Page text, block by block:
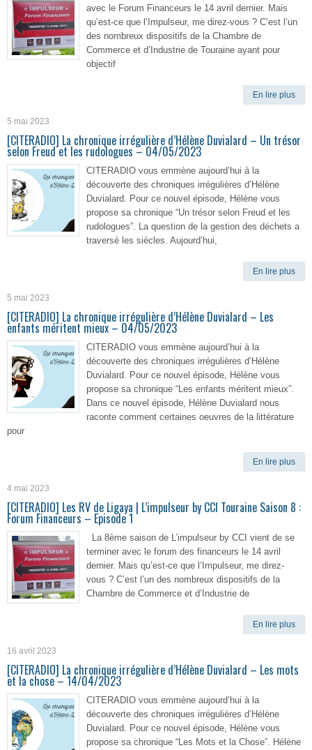
avec le Forum Financeurs le 14 avril dernier. Mais
qu’est-ce que l’Impulseur, me direz-vous ? C’est l’un
des nombreux dispositifs de la Chambre de
Commerce et d’Industrie de Touraine ayant pour
objectif
En lire plus
5 mai 2023
[CITERADIO] La chronique irrégulière d’Hélène Duvialard – Un trésor
selon Freud et les rudologues – 04/05/2023
CITERADIO vous emmène aujourd’hui à la
découverte des chroniques irrégulières d’Hélène
Duvialard. Pour ce nouvel épisode, Hélène vous
propose sa chronique “Un trésor selon Freud et les
rudologues”. La question de la gestion des déchets a
traversé les siècles. Aujourd’hui,
En lire plus
5 mai 2023
[CITERADIO] La chronique irrégulière d’Hélène Duvialard – Les
enfants méritent mieux – 04/05/2023
CITERADIO vous emmène aujourd’hui à la
découverte des chroniques irrégulières d’Hélène
Duvialard. Pour ce nouvel épisode, Hélène vous
propose sa chronique “Les enfants méritent mieux”.
Dans ce nouvel épisode, Hélène Duvialard nous
raconte comment certaines oeuvres de la littérature
pour
En lire plus
4 mai 2023
[CITERADIO] Les RV de Ligaya | L’impulseur by CCI Touraine Saison 8 :
Forum Financeurs – Episode 1
La 8ème saison de L’impulseur by CCI vient de se
terminer avec le forum des financeurs le 14 avril
dernier. Mais qu’est-ce que l’Impulseur, me direz-
vous ? C’est l’un des nombreux dispositifs de la
Chambre de Commerce et d’Industrie de
En lire plus
16 avril 2023
[CITERADIO] La chronique irrégulière d’Hélène Duvialard – Les mots
et la chose – 14/04/2023
CITERADIO vous emmène aujourd’hui à la
découverte des chroniques irrégulières d’Hélène
Duvialard. Pour ce nouvel épisode, Hélène vous
propose sa chronique “Les Mots et la Chose”. Hélène